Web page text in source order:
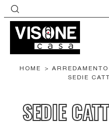
HOME >
SEDIE
SEDIE